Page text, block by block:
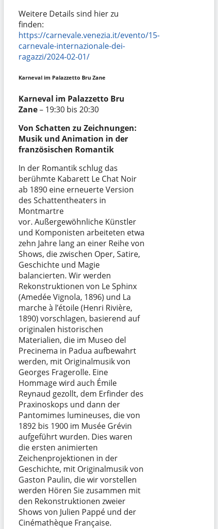
Weitere Details sind hier zu
finden:
https://carnevale.venezia.it/evento/15-
carnevale-internazionale-dei-
ragazzi/2024-02-01/
Karneval im Palazzetto Bru Zane
Karneval im Palazzetto Bru
Zane– 19:30 bis 20:30
Von Schatten zu Zeichnungen:
Musik und Animation in der
französischen Romantik
In der Romantik schlug das
berühmte Kabarett Le Chat Noir
ab 1890 eine erneuerte Version
des Schattentheaters in
Montmartre
vor. Außergewöhnliche Künstler
und Komponisten arbeiteten etwa
zehn Jahre lang an einer Reihe von
Shows, die zwischen Oper, Satire,
Geschichte und Magie
balancierten. Wir werden
Rekonstruktionen von Le Sphinx
(Amedée Vignola, 1896) und La
marche à l’étoile (Henri Rivière,
1890) vorschlagen, basierend auf
originalen historischen
Materialien, die im Museo del
Precinema in Padua aufbewahrt
werden, mit Originalmusik von
Georges Fragerolle. Eine
Hommage wird auch Émile
Reynaud gezollt, dem Erfinder des
Praxinoskops und dann der
Pantomimes lumineuses, die von
1892 bis 1900 im Musée Grévin
aufgeführt wurden. Dies waren
die ersten animierten
Zeichenprojektionen in der
Geschichte, mit Originalmusik von
Gaston Paulin, die wir vorstellen
werden Hören Sie zusammen mit
den Rekonstruktionen zweier
Shows von Julien Pappé und der
Cinémathèque Française.